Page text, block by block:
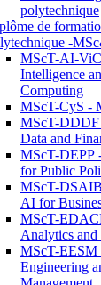
polytechnique
de
-
MScT-AI-
Intelligence
Computing
MScT-CyS -
MScT-DDDF
Data and
MScT-DEPP
for Public
MScT-
AI for
MScT-
Analytics and
MScT-EESM
Engineering